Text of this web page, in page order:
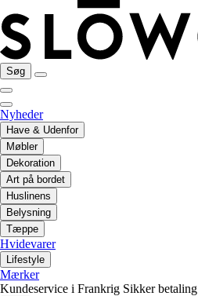
Søg
Nyheder
Have & Udenfor
Møbler
Dekoration
Art på bordet
Huslinens
Belysning
Tæppe
Hvidevarer
Lifestyle
Mærker
Kundeservice i Frankrig Sikker betaling